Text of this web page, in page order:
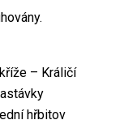
– Králičí
hřbitov